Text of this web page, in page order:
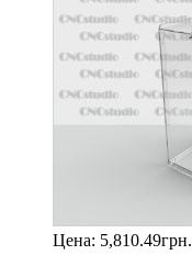
Цена: 5,810.49грн.